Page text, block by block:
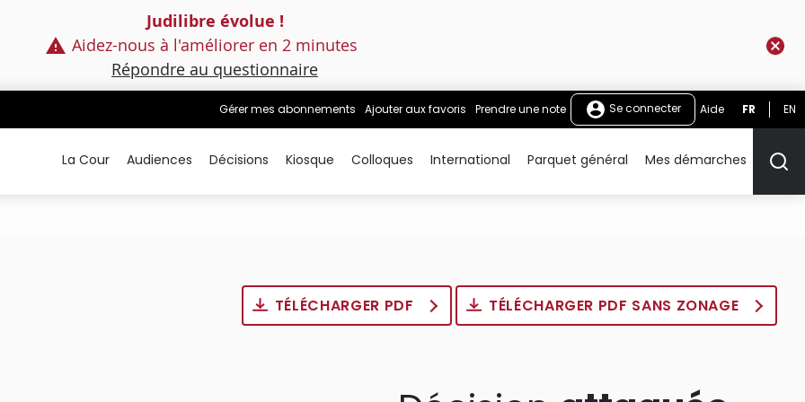
Judilibre évolue !
Aidez-nous à l'améliorer en 2 minutes
Répondre au questionnaire
Gérer mes abonnements Ajouter aux favoris Prendre une note Se connecter Aide FR EN
La Cour Audiences Décisions Kiosque Colloques International Parquet général Mes démarches
TÉLÉCHARGER PDF TÉLÉCHARGER PDF SANS ZONAGE